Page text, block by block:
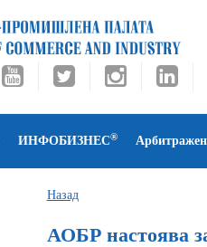
ИНФОБИЗНЕС®
Назад
АОБР настоява